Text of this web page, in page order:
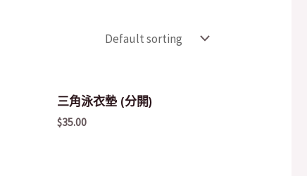
三角泳衣墊 (分開)
$35.00